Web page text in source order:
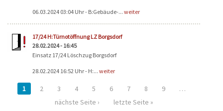
06.03.2024 03:04 Uhr - B:Gebäude-... weiter
17/24 H:Türnotöffnung LZ Borgsdorf
28.02.2024 - 16:45
Einsatz 17/24 Löschzug Borgsdorf
28.02.2024 16:52 Uhr - H:... weiter
1 2 3 4 5 6 7 8 9
…
nächste Seite ›
letzte Seite »